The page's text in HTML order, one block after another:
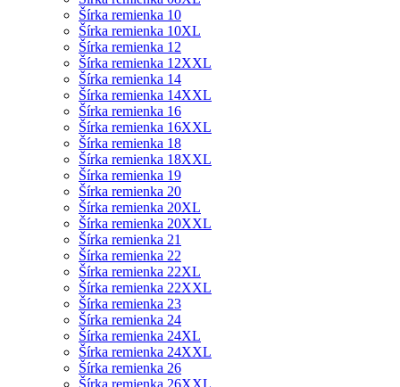
Šírka remienka 10
Šírka remienka 10XL
Šírka remienka 12
Šírka remienka 12XXL
Šírka remienka 14
Šírka remienka 14XXL
Šírka remienka 16
Šírka remienka 16XXL
Šírka remienka 18
Šírka remienka 18XXL
Šírka remienka 19
Šírka remienka 20
Šírka remienka 20XL
Šírka remienka 20XXL
Šírka remienka 21
Šírka remienka 22
Šírka remienka 22XL
Šírka remienka 22XXL
Šírka remienka 23
Šírka remienka 24
Šírka remienka 24XL
Šírka remienka 24XXL
Šírka remienka 26
Šírka remienka 26XXL